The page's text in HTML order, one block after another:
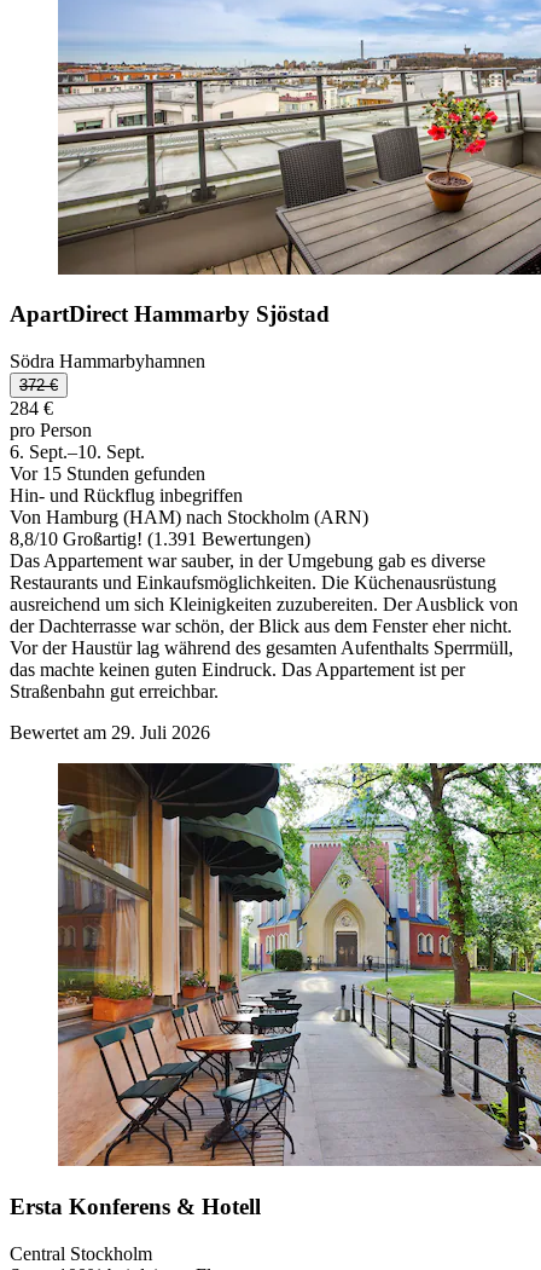
ApartDirect Hammarby Sjöstad
Södra Hammarbyhamnen
372 €
284 €
pro Person
6. Sept.–10. Sept.
Vor 15 Stunden gefunden
Hin- und Rückflug inbegriffen
Von Hamburg (HAM) nach Stockholm (ARN)
8,8/10 Großartig! (1.391 Bewertungen)
Das Appartement war sauber, in der Umgebung gab es diverse
Restaurants und Einkaufsmöglichkeiten. Die Küchenausrüstung
ausreichend um sich Kleinigkeiten zuzubereiten. Der Ausblick von
der Dachterrasse war schön, der Blick aus dem Fenster eher nicht.
Vor der Haustür lag während des gesamten Aufenthalts Sperrmüll,
das machte keinen guten Eindruck. Das Appartement ist per
Straßenbahn gut erreichbar.
Bewertet am 29. Juli 2026
Ersta Konferens & Hotell
Central Stockholm